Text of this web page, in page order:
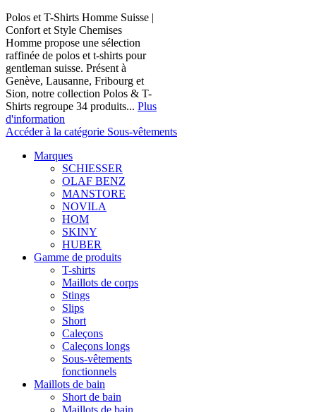
Polos et T-Shirts Homme Suisse |
Confort et Style Chemises
Homme propose une sélection
raffinée de polos et t-shirts pour
gentleman suisse. Présent à
Genève, Lausanne, Fribourg et
Sion, notre collection Polos & T-
Shirts regroupe 34 produits... Plus
d'information
Accéder à la catégorie Sous-vêtements
Marques
SCHIESSER
OLAF BENZ
MANSTORE
NOVILA
HOM
SKINY
HUBER
Gamme de produits
T-shirts
Maillots de corps
Stings
Slips
Short
Caleçons
Caleçons longs
Sous-vêtements
fonctionnels
Maillots de bain
Short de bain
Maillots de bain